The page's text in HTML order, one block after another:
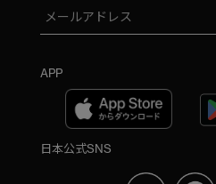
APP
日本公式SNS